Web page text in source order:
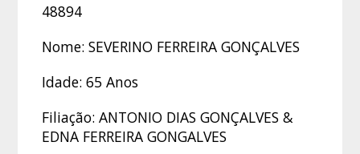
48894
Nome: SEVERINO FERREIRA GONÇALVES
Idade: 65 Anos
Filiação: ANTONIO DIAS GONÇALVES &
EDNA FERREIRA GONGALVES